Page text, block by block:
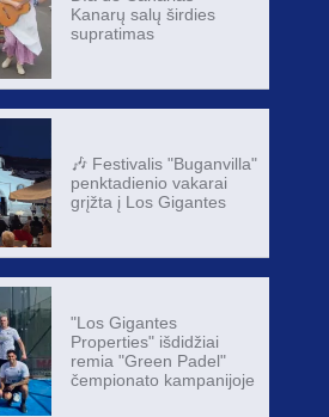
Kanarų salų širdies
supratimas
🎶 Festivalis "Buganvilla"
penktadienio vakarai
grįžta į Los Gigantes
"Los Gigantes
Properties" išdidžiai
remia "Green Padel"
čempionato kampanijoje